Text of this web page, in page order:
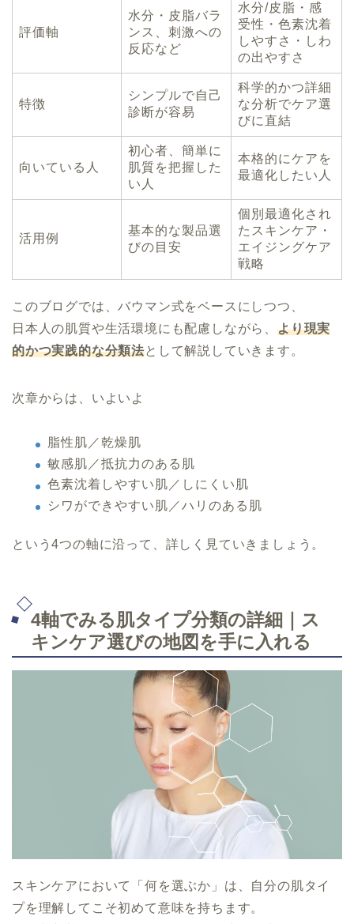
評価軸
水分・皮脂バラ
ンス、刺激への
反応など
水分/皮脂・感
受性・色素沈着
しやすさ・しわ
の出やすさ
特徴
シンプルで自己
診断が容易
科学的かつ詳細
な分析でケア選
びに直結
向いている人
初心者、簡単に
肌質を把握した
い人
本格的にケアを
最適化したい人
活用例
基本的な製品選
びの目安
個別最適化され
たスキンケア・
エイジングケア
戦略
このブログでは、バウマン式をベースにしつつ、
日本人の肌質や生活環境にも配慮しながら、 より現実
的かつ実践的な分類法として解説していきます。
次章からは、いよいよ
脂性肌／乾燥肌
敏感肌／抵抗力のある肌
色素沈着しやすい肌／しにくい肌
シワができやすい肌／ハリのある肌
という4つの軸に沿って、詳しく見ていきましょう。
4軸でみる肌タイプ分類の詳細｜ス
キンケア選びの地図を手に入れる
スキンケアにおいて「何を選ぶか」は、自分の肌タイ
プを理解してこそ初めて意味を持ちます。